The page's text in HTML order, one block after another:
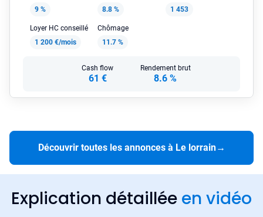
9 %
8.8 %
1 453
Loyer HC conseillé
1 200 €/mois
Chômage
11.7 %
Cash flow
61 €
Rendement brut
8.6 %
Découvrir toutes les annonces à Le lorrain→
Explication détaillée en vidéo